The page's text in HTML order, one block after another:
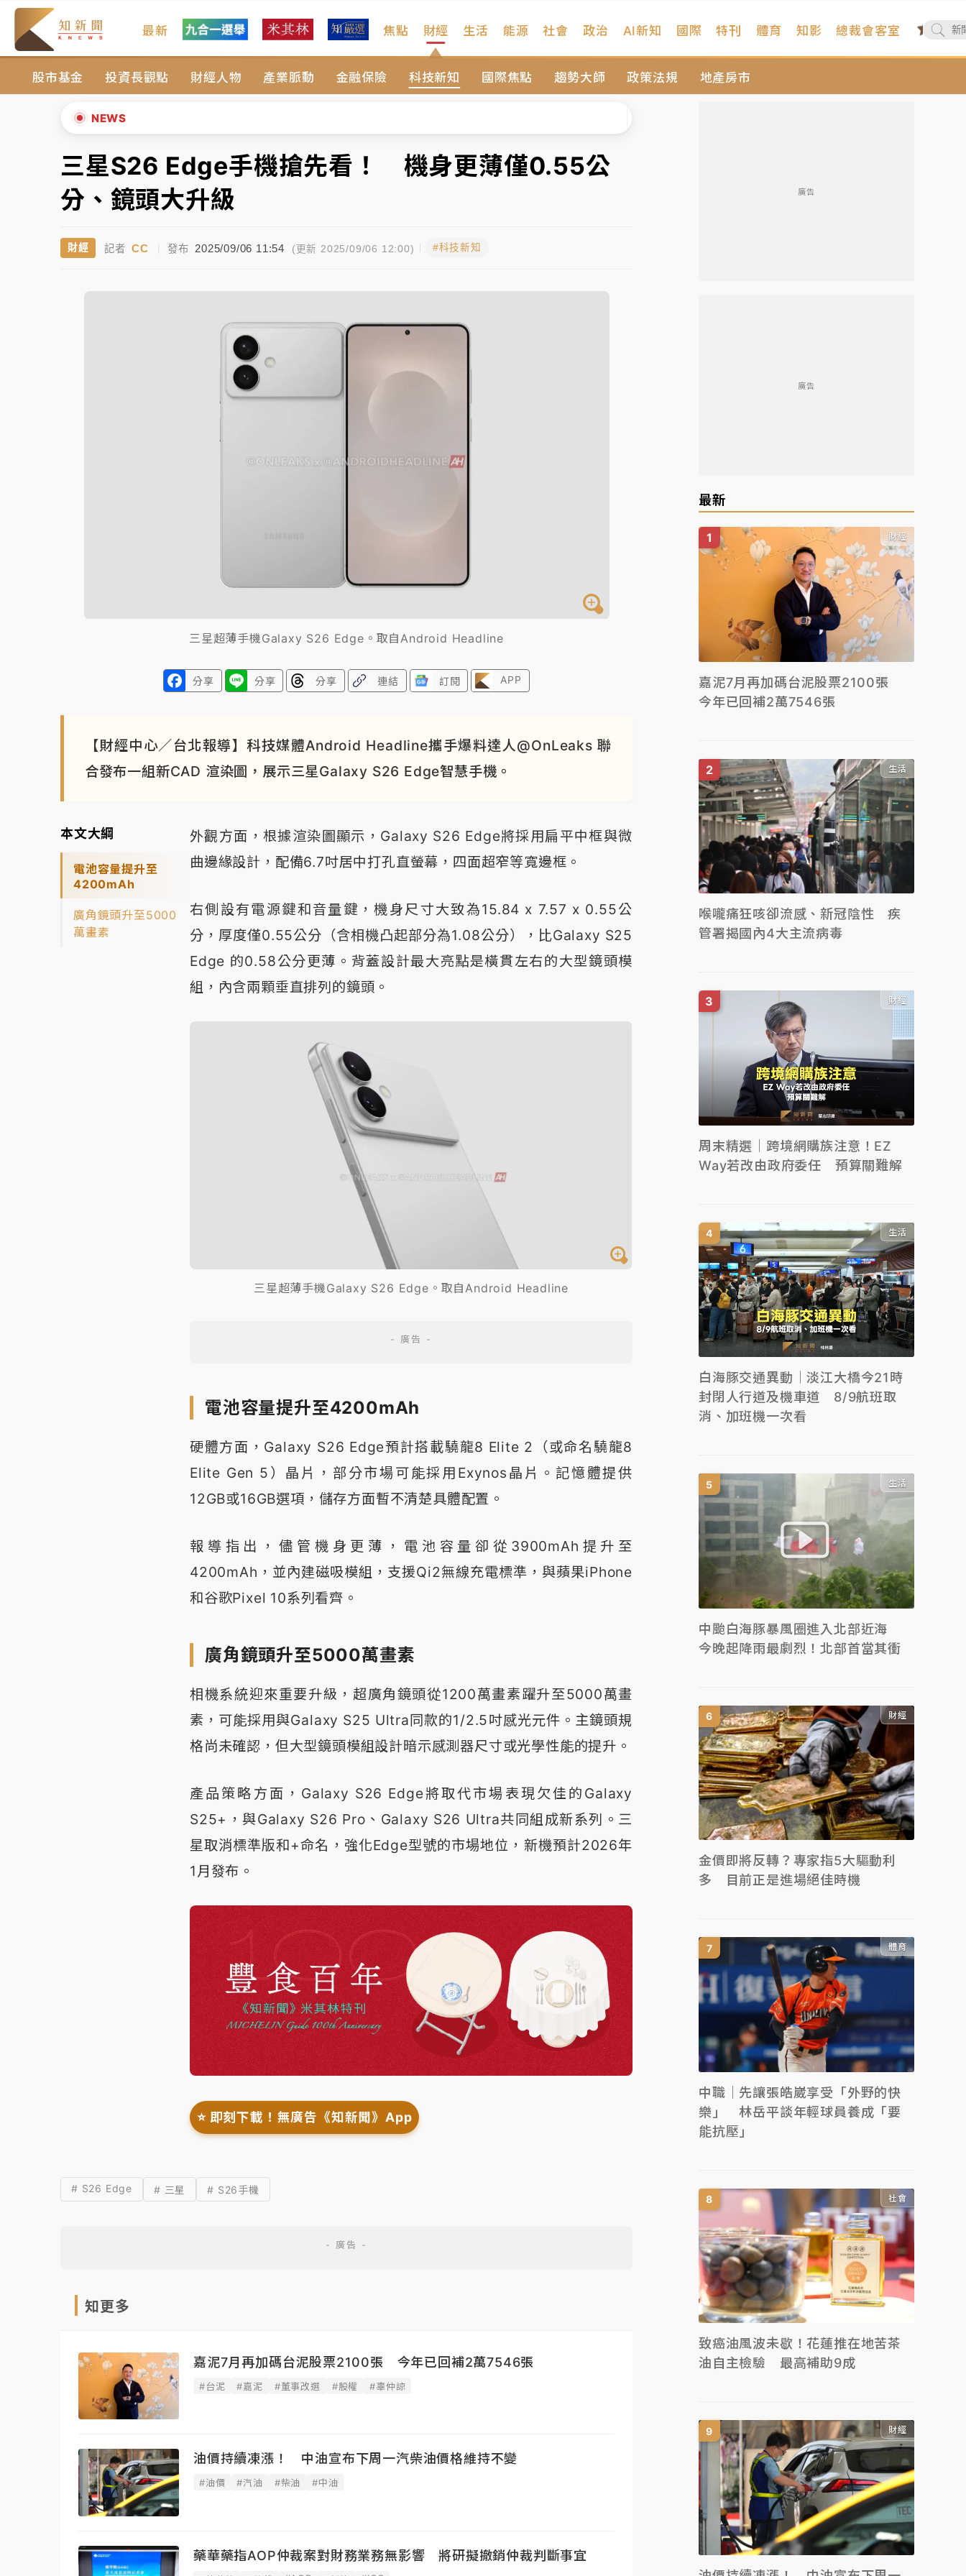
最新 焦點 財經
股市基金 投資長觀點 財經人物 產業脈動 金融保險 科技新知 國際焦點 趨勢大師 政策法規 地產房市
生活 能源 社會 政治 AI新知 國際 特刊 體育 知影 總裁會客室
NEWS
中颱白海豚進逼！台北喜來登圍籬傾倒砸傷人 民權西路鷹架倒塌壓2車
有片｜ 白海豚暴風圈逼近！新北淡水赫見龍捲風 榕樹連根拔起
中颱白海豚風雨來了！中部以北防豪雨 今晚、明天影響最劇烈
白海豚逼近！北市水門只出不進 未移置車輛最高罰4800＋拖吊費
中颱白海豚進逼！台北喜來登圍籬傾倒砸傷人 民權西路鷹架倒塌壓2車
白海豚逼近！北市水門只出不進 未移置車輛最高罰4800＋拖吊費
▲
▼
三星S26 Edge手機搶先看！ 機身更薄僅0.55公
分、鏡頭大升級
財經 記者 CC | 發布 2025/09/06 11:54 (更新 2025/09/06 12:00) #科技新知
三星超薄手機Galaxy S26 Edge。取自Android Headline
分享 分享 分享 連結 訂閱 APP
【財經中心／台北報導】科技媒體Android Headline攜手爆料達人@OnLeaks 聯
合發布一組新CAD 渲染圖，展示三星Galaxy S26 Edge智慧手機。
本文大綱
電池容量提升至
4200mAh
廣角鏡頭升至5000
萬畫素
外觀方面，根據渲染圖顯示，Galaxy S26 Edge將採用扁平中框與微
曲邊緣設計，配備6.7吋居中打孔直螢幕，四面超窄等寬邊框。
右側設有電源鍵和音量鍵，機身尺寸大致為15.84 x 7.57 x 0.55公
分，厚度僅0.55公分（含相機凸起部分為1.08公分），比Galaxy S25
Edge 的0.58公分更薄。背蓋設計最大亮點是橫貫左右的大型鏡頭模
組，內含兩顆垂直排列的鏡頭。
三星超薄手機Galaxy S26 Edge。取自Android Headline
電池容量提升至4200mAh
硬體方面，Galaxy S26 Edge預計搭載驍龍8 Elite 2（或命名驍龍8
Elite Gen 5）晶片，部分市場可能採用Exynos晶片。記憶體提供
12GB或16GB選項，儲存方面暫不清楚具體配置。
報導指出，儘管機身更薄，電池容量卻從3900mAh提升至
4200mAh，並內建磁吸模組，支援Qi2無線充電標準，與蘋果iPhone
和谷歌Pixel 10系列看齊。
廣角鏡頭升至5000萬畫素
相機系統迎來重要升級，超廣角鏡頭從1200萬畫素躍升至5000萬畫
素，可能採用與Galaxy S25 Ultra同款的1/2.5吋感光元件。主鏡頭規
格尚未確認，但大型鏡頭模組設計暗示感測器尺寸或光學性能的提升。
產品策略方面，Galaxy S26 Edge將取代市場表現欠佳的Galaxy
S25+，與Galaxy S26 Pro、Galaxy S26 Ultra共同組成新系列。三
星取消標準版和+命名，強化Edge型號的市場地位，新機預計2026年
1月發布。
⭐️ 即刻下載！無廣告《知新聞》App
# S26 Edge # 三星 # S26手機
知更多
嘉泥7月再加碼台泥股票2100張 今年已回補2萬7546張
#台泥 #嘉泥 #董事改選 #股權 #辜仲諒
油價持續凍漲！ 中油宣布下周一汽柴油價格維持不變
#油價 #汽油 #柴油 #中油
藥華藥指AOP仲裁案對財務業務無影響 將研擬撤銷仲裁判斷事宜
廣告
廣告
最新
財經
嘉泥7月再加碼台泥股票2100張
今年已回補2萬7546張
生活
喉嚨痛狂咳卻流感、新冠陰性 疾
管署揭國內4大主流病毒
財經
周末精選｜跨境網購族注意！EZ
Way若改由政府委任 預算關難解
生活
白海豚交通異動｜淡江大橋今21時
封閉人行道及機車道 8/9航班取
消、加班機一次看
生活
中颱白海豚暴風圈進入北部近海
今晚起降雨最劇烈！北部首當其衝
財經
金價即將反轉？專家指5大驅動利
多 目前正是進場絕佳時機
體育
中職｜先讓張皓崴享受「外野的快
樂」 林岳平談年輕球員養成「要
能抗壓」
社會
致癌油風波未歇！花蓮推在地苦茶
油自主檢驗 最高補助9成
財經